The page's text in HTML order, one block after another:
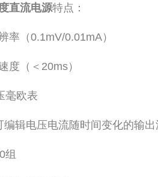
直流电源特点：
率（0.1mV/0.01mA）
度（＜20ms）
毫欧表
编辑电压电流随时间变化的输出
组